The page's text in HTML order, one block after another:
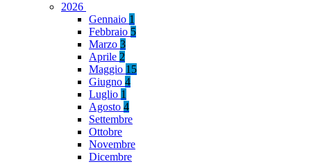
2026
Gennaio 1
Febbraio 5
Marzo 3
Aprile 2
Maggio 15
Giugno 4
Luglio 1
Agosto 4
Settembre
Ottobre
Novembre
Dicembre